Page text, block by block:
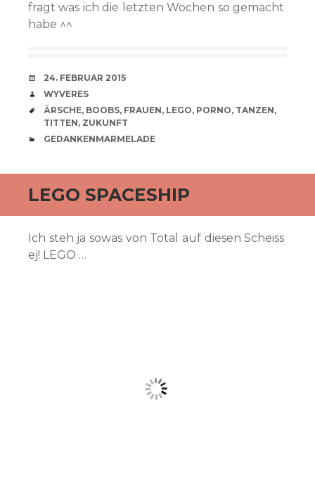
fragt was ich die letzten Wochen so gemacht
habe ^^
VERABREDUNG
24. FEBRUAR 2015
VERFASSER
WYVERES
SCHLAGWÖRTER
ÄRSCHE, BOOBS, FRAUEN, LEGO, PORNO, TANZEN,
TITTEN, ZUKUNFT
CATEGORIES
GEDANKENMARMELADE
LEGO SPACESHIP
Ich steh ja sowas von Total auf diesen Scheiss
ej! LEGO …